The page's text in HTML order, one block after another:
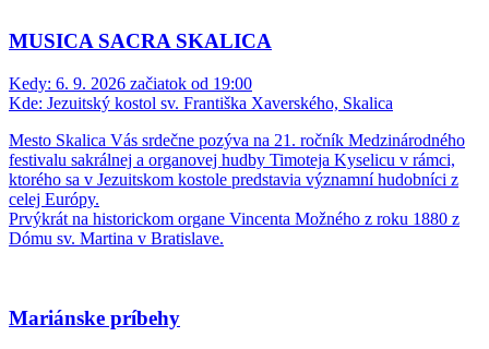
MUSICA SACRA SKALICA
Kedy: 6. 9. 2026 začiatok od 19:00
Kde: Jezuitský kostol sv. Františka Xaverského, Skalica
Mesto Skalica Vás srdečne pozýva na 21. ročník Medzinárodného
festivalu sakrálnej a organovej hudby Timoteja Kyselicu v rámci,
ktorého sa v Jezuitskom kostole predstavia významní hudobníci z
celej Európy.
Prvýkrát na historickom organe Vincenta Možného z roku 1880 z
Dómu sv. Martina v Bratislave.
Mariánske príbehy